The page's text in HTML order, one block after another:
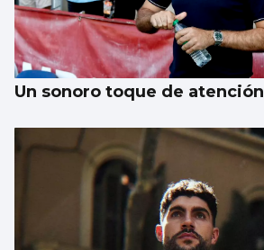
Un sonoro toque de atención